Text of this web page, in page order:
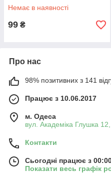
Немає в наявності
99 ₴
Про нас
98% позитивних з 141
Працює з 10.06.2017
м. Одеса
вул. Академіка Глушка
Контакти
Сьогодні працює з
Показати весь графік